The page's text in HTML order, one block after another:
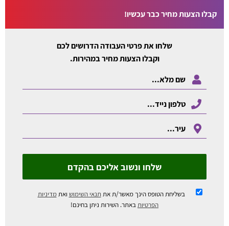
קבלו הצעות מחיר כבר עכשיו!
שלחו את פרטי העבודה הדרושים לכם
וקבלו הצעות מחיר במהירות.
שלחו ונשוב אליכם בהקדם
בשליחת הטופס הינך מאשר/ת את תנאי השימוש ואתמדיניות
הפרטיותבאתר. השירות ניתן בחינם!